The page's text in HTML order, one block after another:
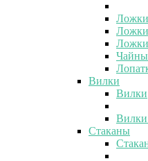
Ложки
Вилки
Вилки
Вилки
Стаканы